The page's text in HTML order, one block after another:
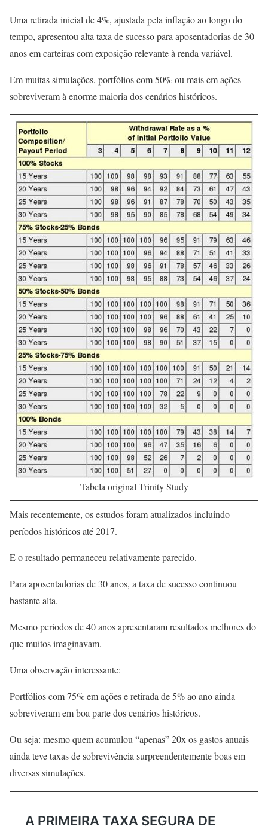
Uma retirada inicial de 4%, ajustada pela inflação ao longo do
tempo, apresentou alta taxa de sucesso para aposentadorias de 30
anos em carteiras com exposição relevante à renda variável.
Em muitas simulações, portfólios com 50% ou mais em ações
sobreviveram à enorme maioria dos cenários históricos.
Tabela original Trinity Study
Mais recentemente, os estudos foram atualizados incluindo
períodos históricos até 2017.
E o resultado permaneceu relativamente parecido.
Para aposentadorias de 30 anos, a taxa de sucesso continuou
bastante alta.
Mesmo períodos de 40 anos apresentaram resultados melhores do
que muitos imaginavam.
Uma observação interessante:
Portfólios com 75% em ações e retirada de 5% ao ano ainda
sobreviveram em boa parte dos cenários históricos.
Ou seja: mesmo quem acumulou “apenas” 20x os gastos anuais
ainda teve taxas de sobrevivência surpreendentemente boas em
diversas simulações.